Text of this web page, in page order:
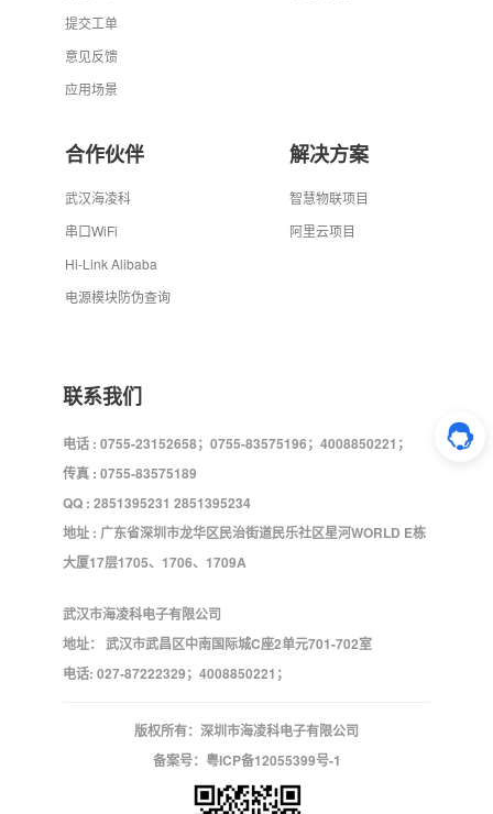
提交工单
意见反馈
应用场景
合作伙伴
武汉海凌科
串口WiFi
Hi-Link Alibaba
电源模块防伪查询
解决方案
智慧物联项目
阿里云项目
联系我们
电话 : 0755-23152658；0755-83575196；4008850221；
传真 : 0755-83575189
QQ : 2851395231 2851395234
地址 : 广东省深圳市龙华区民治街道民乐社区星河WORLD E栋
大厦17层1705、1706、1709A
武汉市海凌科电子有限公司
地址： 武汉市武昌区中南国际城C座2单元701-702室
电话: 027-87222329；4008850221；
版权所有：深圳市海凌科电子有限公司
备案号： 粤ICP备12055399号-1